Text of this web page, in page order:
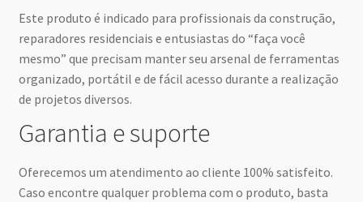
Este produto é indicado para profissionais da construção,
reparadores residenciais e entusiastas do “faça você
mesmo” que precisam manter seu arsenal de ferramentas
organizado, portátil e de fácil acesso durante a realização
de projetos diversos.
Garantia e suporte
Oferecemos um atendimento ao cliente 100% satisfeito.
Caso encontre qualquer problema com o produto, basta